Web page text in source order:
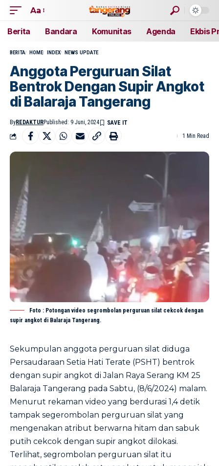
Aa
Berita Bandara Komunitas Agenda Ekbis
BERITA HOME INDEX NEWS UPDATE
Anggota Perguruan Silat
Bentrok Dengan Supir Angkot
di Balaraja Tangerang
ByREDAKTURPublished: 9 Juni, 2024
1 Min Read
Foto : Potongan video segrombolan perguruan silat cekcok dengan
supir angkot di Balaraja Tangerang.
Sekumpulan anggota perguruan silat diduga
Persaudaraan Setia Hati Terate (PSHT) bentrok
dengan supir angkot di Jalan Raya Serang KM 25
Balaraja Tangerang pada Sabtu, (8/6/2024) malam.
Menurut rekaman video yang berdurasi 1,4 detik
tampak segerombolan perguruan silat yang
mengenakan atribut berwarna hitam dan sabuk
putih cekcok dengan supir angkot dilokasi.
Terlihat, segrombolan perguruan silat itu